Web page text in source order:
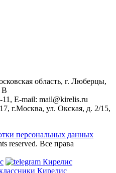
область, г. Люберцы,
В
Е-mail: mail@kirelis.ru
г.Москва, ул. Окская, д. 2/15,
персональных данных
reserved. Все права